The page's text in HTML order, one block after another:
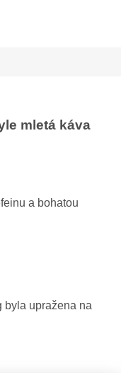
mletá káva
a bohatou
byla upražena na